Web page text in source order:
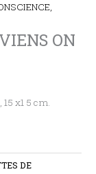
ON
x1 5 cm.
DE